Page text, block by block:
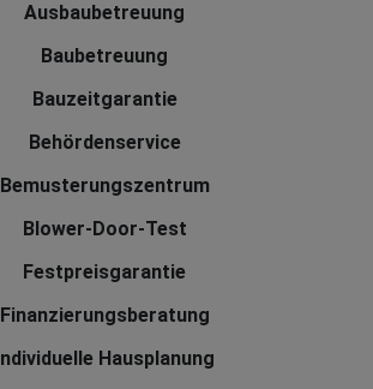
Ausbaubetreuung
Baubetreuung
Bauzeitgarantie
Behördenservice
Bemusterungszentrum
Blower-Door-Test
Festpreisgarantie
Finanzierungsberatung
Individuelle Hausplanung